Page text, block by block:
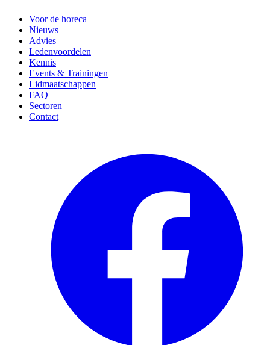
Voor de horeca
Nieuws
Advies
Ledenvoordelen
Kennis
Events & Trainingen
Lidmaatschappen
FAQ
Sectoren
Contact